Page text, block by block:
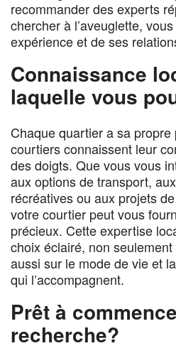
recommander des experts
chercher à l’aveuglette,
expérience et de ses
Connaissance
laquelle vous
Chaque quartier a sa
courtiers connaissent leur
des doigts. Que vous vous
aux options de transport,
récréatives ou aux projets
votre courtier peut vous
précieux. Cette expertise
choix éclairé, non
aussi sur le mode de vie et
qui l’accompagnent.
Prêt à
recherche?